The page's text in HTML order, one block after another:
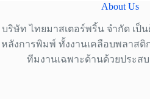
About Us
บริษัท ไทยมาสเตอร์พริ้น จำกัด เป็
หลังการพิมพ์ ทั้งงานเคลือบพลาสติ
ทีมงานเฉพาะด้านด้วยประส